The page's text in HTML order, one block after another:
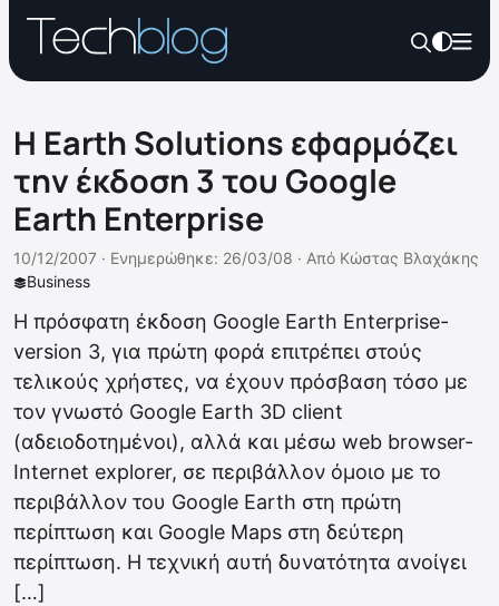
Η Earth Solutions εφαρμόζει
την έκδοση 3 του Google
Earth Enterprise
Business
10/12/2007 · Ενημερώθηκε: 26/03/08 · Από Κώστας Βλαχάκης
Η πρόσφατη έκδοση Google Earth Enterprise-
version 3, για πρώτη φορά επιτρέπει στούς
τελικούς χρήστες, να έχουν πρόσβαση τόσο με
τον γνωστό Google Earth 3D client
(αδειοδοτημένοι), αλλά και μέσω web browser-
Internet explorer, σε περιβάλλον όμοιο με το
περιβάλλον του Google Earth στη πρώτη
περίπτωση και Google Maps στη δεύτερη
περίπτωση. Η τεχνική αυτή δυνατότητα ανοίγει
[…]